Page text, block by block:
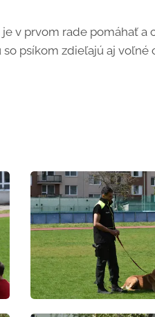
v prvom rade pomáhať a
psíkom zdieľajú aj voľné